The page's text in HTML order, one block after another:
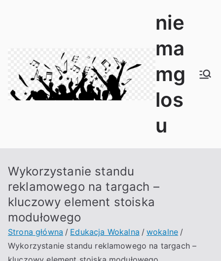
nie
ma
mg
los
u
Wykorzystanie standu
reklamowego na targach –
kluczowy element stoiska
modułowego
Strona główna Edukacja Wokalna
wokalne
Wykorzystanie standu reklamowego na targach –